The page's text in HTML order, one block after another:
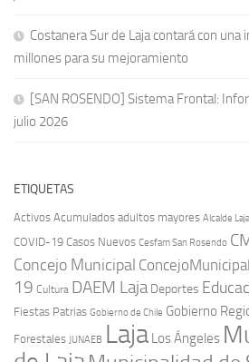
Costanera Sur de Laja contará con
millones para su mejoramiento
[SAN ROSENDO] Sistema Frontal:
julio 2026
ETIQUETAS
Activos Acumulados adultos mayores Alcalde Laja
COVID-19 Casos Nuevos Cesfam San Rosendo
Concejo Municipal ConcejoMunicipal
19 Cultura DAEM Laja Deportes
Fiestas Patrias Gobierno de Chile Gobierno
Forestales JUNAEB Laja Los Ángeles